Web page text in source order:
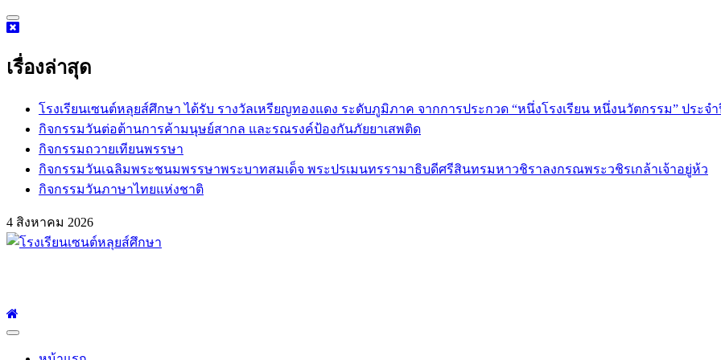
Skip
to
เรื่องล่าสุด
โรงเรียนเซนต์หลุยส์ศึกษา ได้รับ รางวัลเหรียญทองแดง ระดับภูมิภาค จากการประกวด “หนึ่งโรงเรียน หนึ่งนวัตกรรม” ประจำ
กิจกรรม​วันต่อต้านการค้ามนุษย์สากล และรณรงค์ป้องกันภัยยาเสพติด
กิจกรรมถวายเทียนพรรษา
กิจกรรมวันเฉลิมพระชนมพรรษาพระบาทสมเด็จ พระปรเมนทรรามาธิบดีศรีสินทรมหาวชิราลงกรณพระวชิรเกล้าเจ้าอยู่ห้ว
กิจกรรมวันภาษาไทยแห่งชาติ
4 สิงหาคม 2026
Primary